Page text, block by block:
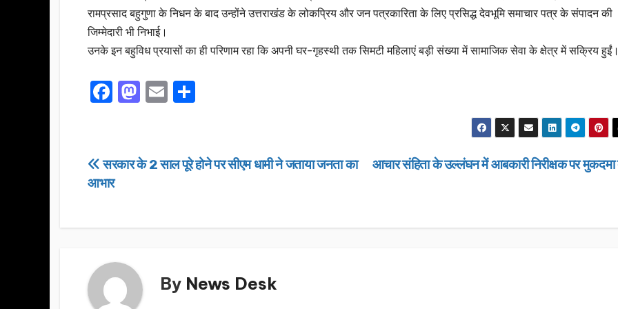
रामप्रसाद बहुगुणा के निधन के बाद उन्होंने उत्तराखंड के लोकप्रिय और जन पत्रकारिता के लिए प्रसिद्ध देवभूमि समाचार पत्र के संपादन की
जिम्मेदारी भी निभाई।
उनके इन बहुविध प्रयासों का ही परिणाम रहा कि अपनी घर-गृहस्थी तक सिमटी महिलाएं बड़ी संख्या में सामाजिक सेवा के क्षेत्र में सक्रिय हुईं।
F
e
b
o
M
o
n
E
e
Post
navigation
आचार संहिता के उल्लंघन में आबकारी निरीक्षक पर मुकदमा
सरकार के 2 साल पूरे होने पर सीएम धामी ने जताया जनता का
आभार
By News Desk
मामलों के